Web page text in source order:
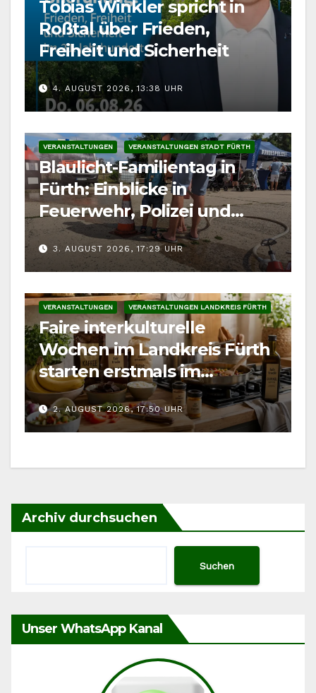
Tobias Winkler spricht in
Roßtal über Frieden,
Freiheit und Sicherheit
4. AUGUST 2026, 13:38 UHR
VERANSTALTUNGEN VERANSTALTUNGEN STADT FÜRTH
Blaulicht-Familientag in
Fürth: Einblicke in
Feuerwehr, Polizei und
Rettungsdienst
3. AUGUST 2026, 17:29 UHR
VERANSTALTUNGEN VERANSTALTUNGEN LANDKREIS FÜRTH
Faire interkulturelle
Wochen im Landkreis Fürth
starten erstmals im
September
2. AUGUST 2026, 17:50 UHR
Archiv durchsuchen
Suchen
Unser WhatsApp Kanal